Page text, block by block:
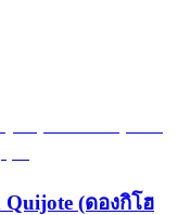
(ดองกิโฮ